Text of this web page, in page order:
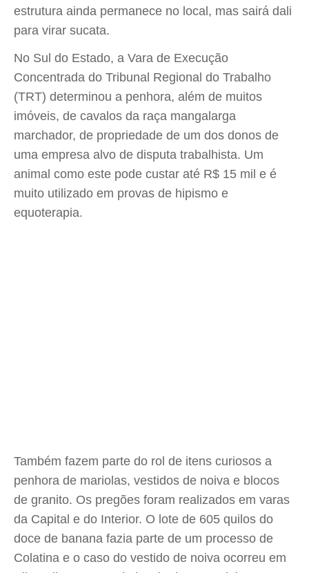
estrutura ainda permanece no local, mas sairá dali
para virar sucata.
No Sul do Estado, a Vara de Execução
Concentrada do Tribunal Regional do Trabalho
(TRT) determinou a penhora, além de muitos
imóveis, de cavalos da raça mangalarga
marchador, de propriedade de um dos donos de
uma empresa alvo de disputa trabalhista. Um
animal como este pode custar até R$ 15 mil e é
muito utilizado em provas de hipismo e
equoterapia.
Também fazem parte do rol de itens curiosos a
penhora de mariolas, vestidos de noiva e blocos
de granito. Os pregões foram realizados em varas
da Capital e do Interior. O lote de 605 quilos do
doce de banana fazia parte de um processo de
Colatina e o caso do vestido de noiva ocorreu em